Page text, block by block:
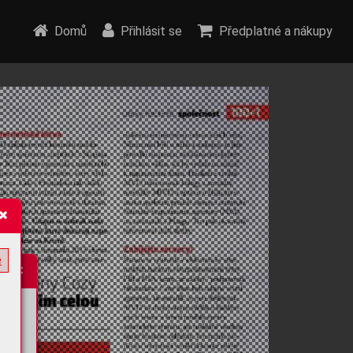
Domů Přihlásit se Předplatné a nákupy